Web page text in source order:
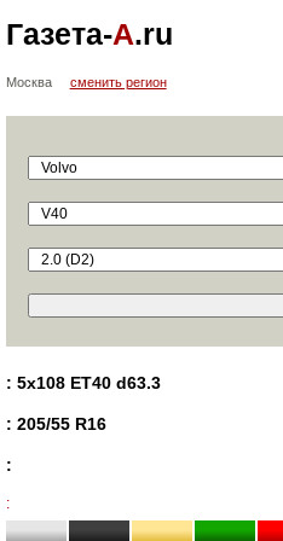
Газета-А.ru
Москва сменить регион
: 5x108 ET40 d63.3
: 205/55 R16
:
: